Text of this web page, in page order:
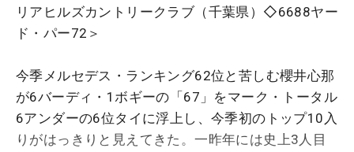
リアヒルズカントリークラブ（千葉県）◇6688ヤー
ド・パー72＞
今季メルセデス・ランキング62位と苦しむ櫻井心那
が6バーディ・1ボギーの「67」をマーク・トータル
6アンダーの6位タイに浮上し、今季初のトップ10入
りがはっきりと見えてきた。一昨年には史上3人目